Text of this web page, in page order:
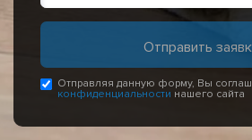
Отправляя данную форму, Вы
конфиденциальности нашего сайта